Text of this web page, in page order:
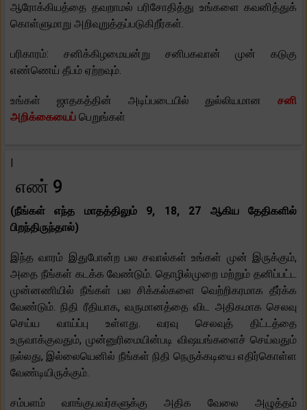
ஆரோக்கியத்தை தவறாமல் பரிசோதித்து உங்களை கவனித்துக்
கொள்ளுமாறு அறிவுறுத்தப்படுகிறீர்கள்.
பரிகாரம்: சனிக்கிழமையன்று சனிபகவான் முன் கடுகு
எண்ணெய் தீபம் ஏற்றவும்.
உங்கள் ஜாதகத்தின் அடிப்படையில் துல்லியமான சனி
அறிக்கையைப் பெறுங்கள்
|
எண் 9
(நீங்கள் எந்த மாதத்திலும் 9, 18, 27 ஆகிய தேதிகளில்
பிறந்திருந்தால்)
இந்த வாரம் இதுபோன்ற பல சவால்கள் உங்கள் முன் இருக்கும்,
அதை நீங்கள் கடக்க வேண்டும். தொழில்முறை மற்றும் தனிப்பட்ட
முன்னணியில் நீங்கள் பல சிக்கல்களை வெற்றிகரமாக தீர்க்க
வேண்டும். நிதி ரீதியாக, வருமானத்தை விட அதிகமாக செலவு
செய்ய வாய்ப்பு உள்ளது. வரவு செலவுத் திட்டத்தை
உருவாக்குவதும், முன்னுரிமையின்படி விஷயங்களைச் செய்வதும்
நல்லது, இல்லையெனில் நீங்கள் நிதி நெருக்கடியை எதிர்கொள்ள
வேண்டியிருக்கும்.
சம்பளம் வாங்குபவர்களுக்கு அதிக வேலை அழுத்தம்